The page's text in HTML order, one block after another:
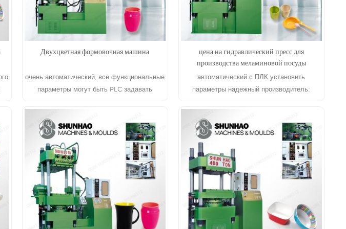
Двухцветная формовочная машина
очень автоматический, все функциональные
параметры могут быть PLC задавать
ЧИТАТЬ ДАЛЕЕ
цена на гидравлический пресс для
производства меламиновой посуды
автоматический с ПЛК установить
параметры надежный производитель: